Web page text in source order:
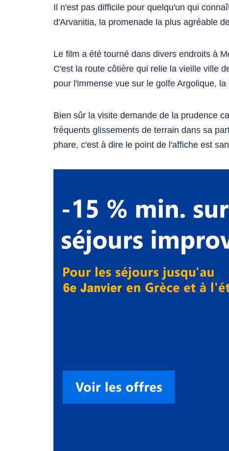
Il n'est pas difficile pour quelqu'un qui
d'Arvanitia, la promenade la plus agréable
Le film a été tourné dans divers endroits à
C'est la route côtière qui relie la vieille ville
pour l'immense vue sur le golfe Argolique,
Bien sûr la visite demande de la prudence
fréquents glissements de terrain dans sa
phare, c'est à dire le point de l'affiche est